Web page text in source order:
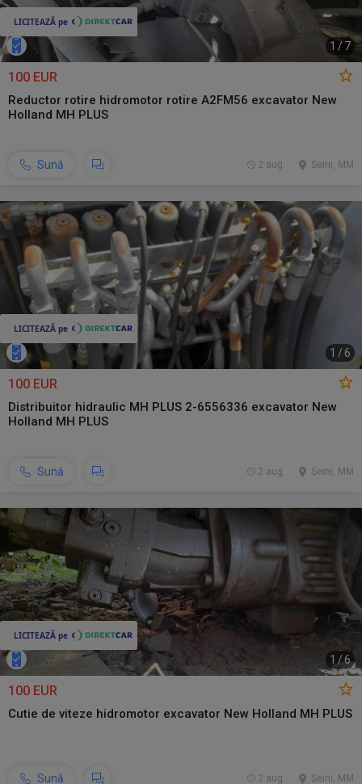
1 /7
100 EUR
Reductor rotire hidromotor rotire A2FM56 excavator New
Holland MH PLUS
Sună Seini, MM
2 aug.
1 / 6
100 EUR
Distribuitor hidraulic MH PLUS 2-6556336 excavator New
Holland MH PLUS
Sună Seini, MM
2 aug.
1 /6
100 EUR
Cutie de viteze hidromotor excavator New Holland MH PLUS
Sună Seini, MM
2 aug.